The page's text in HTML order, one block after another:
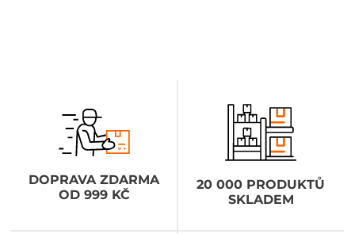
DOPRAVA ZDARMA
OD 999 KČ
20 000 PRODUKTŮ
SKLADEM